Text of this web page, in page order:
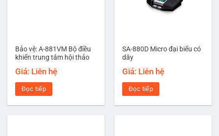
Bảo vệ: A-881VM Bộ điều
khiển trung tâm hội thảo
Giá: Liên hệ
Đọc tiếp
SA-880D Micro đại biểu có
dây
Giá: Liên hệ
Đọc tiếp